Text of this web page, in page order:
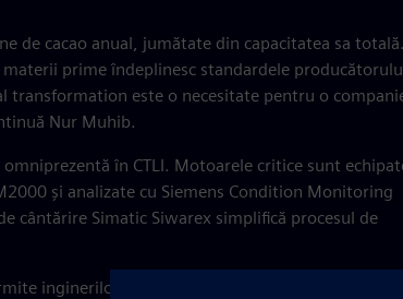
de cacao anual, jumătate din capacitatea sa totală.
prime îndeplinesc standardele
transformation este o necesitate pentru o
Nur Muhib.
în CTLI. Motoarele critice sunt
și analizate cu Siemens Condition Monitoring
cântărire Simatic Siwarex simplifică procesul de
inginerilor de întreținere să monitorizeze